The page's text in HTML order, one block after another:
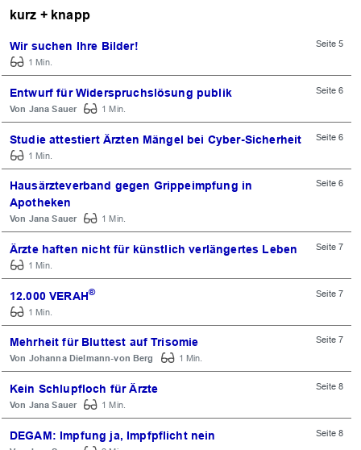
kurz + knapp
Wir suchen Ihre Bilder!
Seite 5
1 Min.
Entwurf für Widerspruchslösung publik Seite 6
Jana Sauer 1 Min.
Studie attestiert Ärzten Mängel bei Cyber-Sicherheit
Seite 6
1 Min.
Hausärzteverband gegen Grippeimpfung in
Apotheken
Seite 6
Jana Sauer 1 Min.
Ärzte haften nicht für künstlich verlängertes Leben
Seite 7
1 Min.
12.000 VERAH®
Seite 7
1 Min.
Mehrheit für Bluttest auf Trisomie Seite 7
Johanna Dielmann-von Berg 1 Min.
Kein Schlupfloch für Ärzte Seite 8
Jana Sauer 1 Min.
DEGAM: Impfung ja, Impfpflicht nein Seite 8